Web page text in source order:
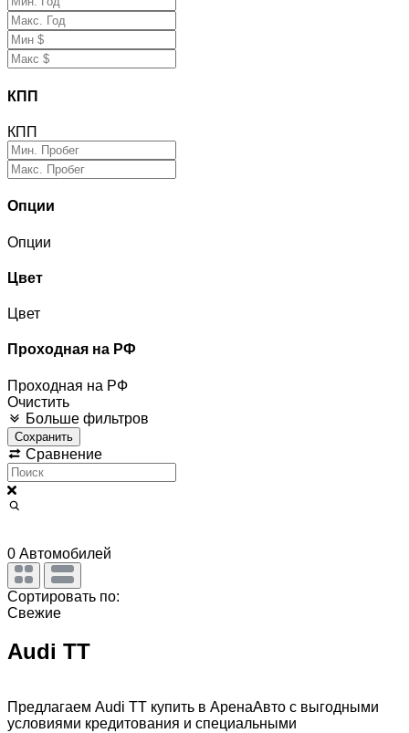
КПП
КПП
Опции
Опции
Цвет
Цвет
Проходная на РФ
Проходная на РФ
Очистить
Больше фильтров
Сохранить
Сравнение
0 Автомобилей
Сортировать по:
Свежие
Audi TT
Предлагаем Audi TT купить в АренаАвто с выгодными
условиями кредитования и специальными